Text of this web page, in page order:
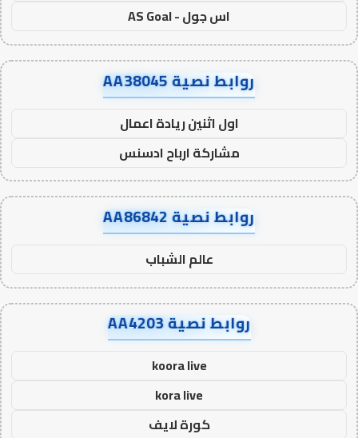
اس جول - AS Goal
روابط نصية AA38045
اول اثنين ريادة اعمال
مشاركة ارباح ادسنس
روابط نصية AA86842
عالم الشباب
روابط نصية AA4203
koora live
kora live
كورة لايف